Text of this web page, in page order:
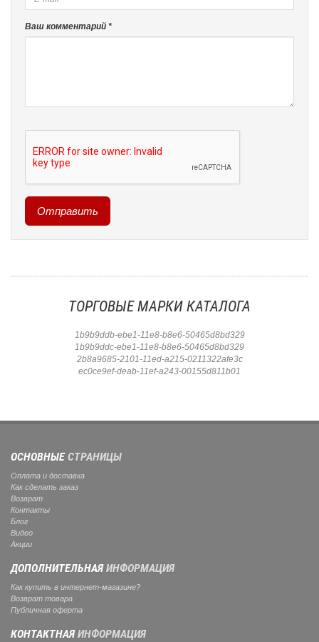
Ваш комментарий *
ТОРГОВЫЕ МАРКИ КАТАЛОГА
1b9b9ddb-ebe1-11e8-b8e6-50465d8bd329
1b9b9ddc-ebe1-11e8-b8e6-50465d8bd329
2b8a9685-2101-11ed-a215-0211322afe3c
ec0ce9ef-deab-11ef-a243-00155d811b01
ОСНОВНЫЕСТРАНИЦЫ
Оплата и доставка
Как сделать заказ
Возврат
Контакты
Блог
Видео
Акции
ДОПОЛНИТЕЛЬНАЯИНФОРМАЦИЯ
Как купить в интернет-магазине?
Возврат товара
Публичная оферта
КОНТАКТНАЯИНФОРМАЦИЯ